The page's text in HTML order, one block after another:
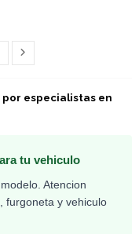
especialistas en
tu vehiculo
Atencion
furgoneta y vehiculo